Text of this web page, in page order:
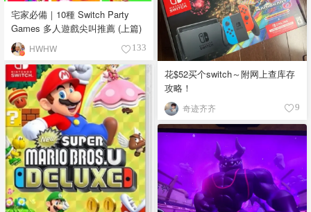
宅家必備｜10種 Switch Party
Games 多人遊戲尖叫推薦 (上篇)
HWHW 133
花$52买个switch～附网上查库存
攻略！
奇迹齐齐 9